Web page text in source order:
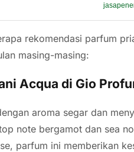
rekomendasi parfum
masing-masing:
Acqua di Gio
aroma segar dan
note bergamot dan sea
parfum ini memberikan